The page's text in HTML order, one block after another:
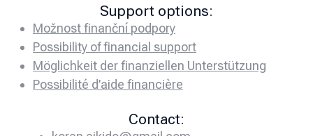
Support options:
Možnost finanční podpory
Possibility of financial support
Möglichkeit der finanziellen Unterstützung
Possibilité d’aide financière
Contact: